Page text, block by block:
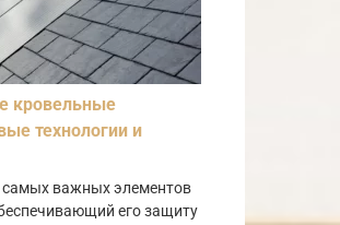
кровельные
технологии и
самых важных элементов
его защиту